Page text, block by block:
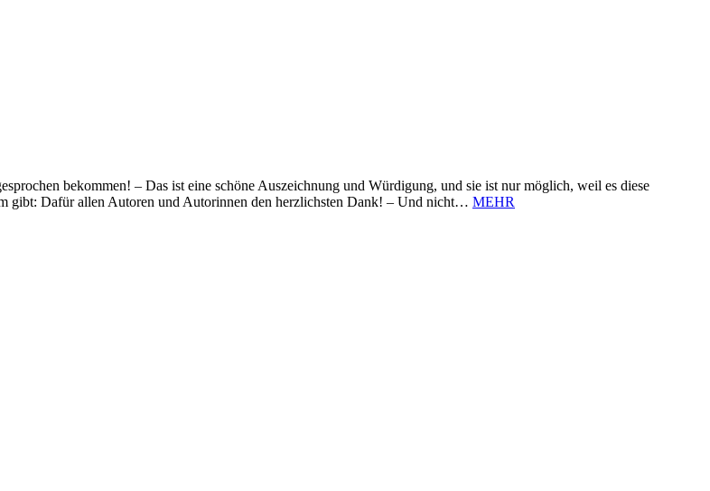
bekommen! – Das ist eine schöne Auszeichnung und Würdigung, und sie ist nur möglich, weil es diese
gibt: Dafür allen Autoren und Autorinnen den herzlichsten Dank! – Und nicht… MEHR